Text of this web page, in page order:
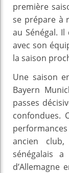
première
se prépare à
au Sénégal.
avec son
la saison
Une saison
Bayern
passes
confondues.
ancien
sénégalais